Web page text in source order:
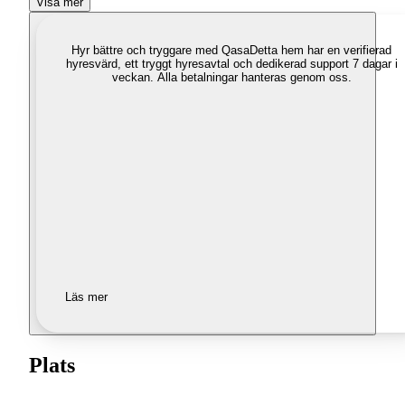
Hyr bättre och tryggare med QasaDetta hem har en verifierad
hyresvärd, ett tryggt hyresavtal och dedikerad support 7 dagar i
veckan. Alla betalningar hanteras genom oss.
Läs mer
Plats